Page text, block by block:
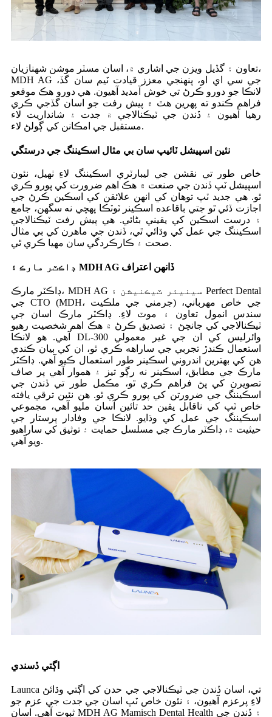
تعاون ۽ گڏيل ويزن جي اشاري ۾، اسان مسٽر موشن شهنازيان،
MDH AG جي سي اي او، پنهنجي معزز قيادت ٽيم سان گڏ،
لانڪا جو دورو ڪرڻ تي خوش آمديد آهيون. هي دورو هڪ موقعو
فراهم ڪندو ته پهرين هٿ ۾ پيش رفت جو اسان گڏجي ڪري
رهيا آهيون ۽ ڏندن جي ٽيڪنالاجي ۾ جدت ۽ شانداريت لاء
مستقبل جي امڪانن کي ڳولڻ لاء.
نئين اسپيشل ٽائيپ سان بي مثال اسڪيننگ جي درستگي
خاص طور تي نقشن جي ليبارٽري اسڪيننگ لاءِ ٺهيل، نئون
اسپيشل ٽپ ڏندن جي صنعت ۾ هڪ اهم ضرورت کي پورو ڪري
ٿو. هي جديد ٽپ توهان کي انهن علائقن کي اسڪين ڪرڻ جي
اجازت ڏئي ٿو جتي باقاعده اسڪينر ٽوٽڪا پهچي نه سگهن، جامع
۽ درست اسڪين کي يقيني بڻائي. هي پيش رفت ٽيڪنالاجي
اسڪيننگ جي عمل کي وڌائي ٿي، ڏندن جي ماهرن کي بي مثال
صحت ۽ ڪارڪردگي سان مهيا ڪري ٿي.
ڊاڪٽر مارڪ ۽ MDH AG ڏانهن اعتراف
ڊاڪٽر مارڪ، MDH AG سينيئر ٽيڪنيشن ۽ Perfect Dental
جي CTO (MDH، جرمني جي ملڪيت) جي خاص مهرباني،
سندس انمول تعاون ۽ موٽ لاءِ. ڊاڪٽر مارڪ اسان جي
ٽيڪنالاجي کي جانچڻ ۽ تصديق ڪرڻ ۾ هڪ اهم شخصيت رهيو
آهي. هو لانڪا DL-300 وائرليس کي ان جي غير معمولي
استعمال ڪندڙ تجربي جي ساراهه ڪري ٿو، ان کي بيان ڪندي
هن کي بهترين اندروني اسڪينر طور استعمال ڪيو آهي. ڊاڪٽر
مارڪ جي مطابق، اسڪينر نه رڳو تيز ۽ هموار آهي پر صاف
تصويرن کي پڻ فراهم ڪري ٿو، مڪمل طور تي ڏندن جي
اسڪيننگ جي ضرورتن کي پورو ڪري ٿو. هن نئين ترقي يافته
خاص ٽپ کي ناقابل يقين حد تائين آسان مليو آهي، مجموعي
اسڪيننگ جي عمل کي وڌايو. لانڪا جي وفادار پرستار جي
حيثيت ۾، ڊاڪٽر مارڪ جي مسلسل حمايت ۽ توثيق کي ساراهيو
ويو آهي.
اڳتي ڏسندي
Launca تي، اسان ڏندن جي ٽيڪنالاجي جي حدن کي اڳتي وڌائڻ
لاءِ پرعزم آهيون، ۽ نئون خاص ٽپ اسان جي جدت جي عزم جو
ثبوت آهي. اسان MDH AG Mamisch Dental Health ۽ ڏندن جي